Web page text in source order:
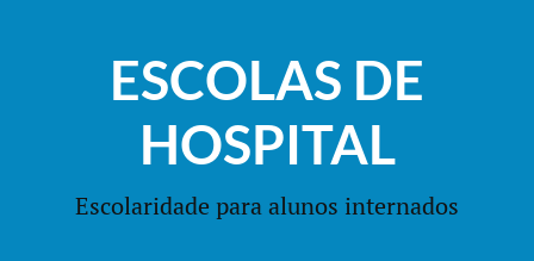
ESCOLAS DE
HOSPITAL
Escolaridade para alunos internados